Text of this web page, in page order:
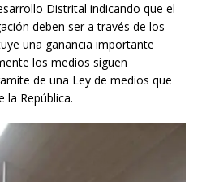
Distrital indicando que el
deben ser a través de los
una ganancia importante
los medios siguen
de una Ley de medios que
la República.